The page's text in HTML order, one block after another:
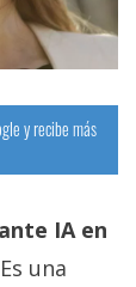
y recibe más
IA en
una